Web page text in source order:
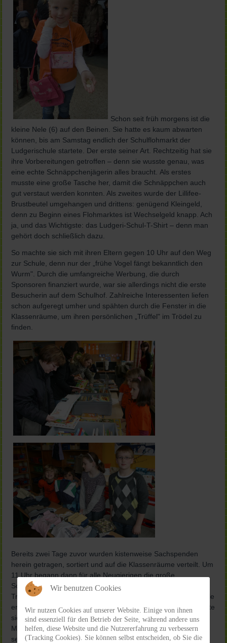
Schon seit früh morgens ist die
kleine Nele (6) auf den Beinen. Sie hatte es kaum abwarten
können, bis am Samstag endlich der Schulflohmarkt der
Ludgerischule startete. Der erste seiner Art. Rechtzeitig hat sie
ihre Vorbereitungen getroffen – denn sie wusste genau, was
eine echte Schnäppchenjägerin alles braucht. Als erstes
musste eine große Tasche her, damit die Schnäppchen auch
gut verstaut werden konnten. Als zweites wurde der Lillifee-
Brustbeutel umgehangen und drittens: genügend Kleingeld,
denn zu Beginn eines Flohmarktes ist Wechselgeld knapp. Ach
ja, und das Wichtigste: das Ludgeri-Schul-T-Shirt – denn man
gehört doch schließlich dazu.
So machte sie sich mit ihren Eltern gegen 10 Uhr auf den Weg
zur Schule, denn nur der „frühe Vogel fängt bekanntlich den
Wurm". Durch die umfangreiche Werbung, die durch
Sponsoren finanziert wurde, war sie allerdings nicht die erste
Besucherin auf dem Schulhof. Zahlreiche Interessenten liefen
schon aufgeregt umher und spähten durch die Fenster in die
Klassenräume, um ihren persönlichen „Trüffel" im Trödel zu
finden.
Bereits zwei Tage zuvor wurden kistenweise Sachspenden
herein getragen, sortiert und auf die Klassenräume verteilt. Um
11 Uhr begann dann für alle Neugierigen die große
Schatzsuche. Unter dem Motto: „Wir sammeln für den
Trommelzauber" fand am vergangenen Samstag an der Schule
erstmals ein Flohmarkt statt. Auf den Fluren der Schule breitete
sich schnell Trödelatmosphäre aus, und die Jungen und
Mädchen erwiesen sich als wahre Verkaufsexperten. Da kam
selbst die Organisatorin Sandra Lehmkuhl ins Schwitzen.
Wir benutzen Cookies
Wir nutzen Cookies auf unserer Website. Einige von ihnen
sind essenziell für den Betrieb der Seite, während andere uns
helfen, diese Website und die Nutzererfahrung zu verbessern
(Tracking Cookies). Sie können selbst entscheiden, ob Sie die